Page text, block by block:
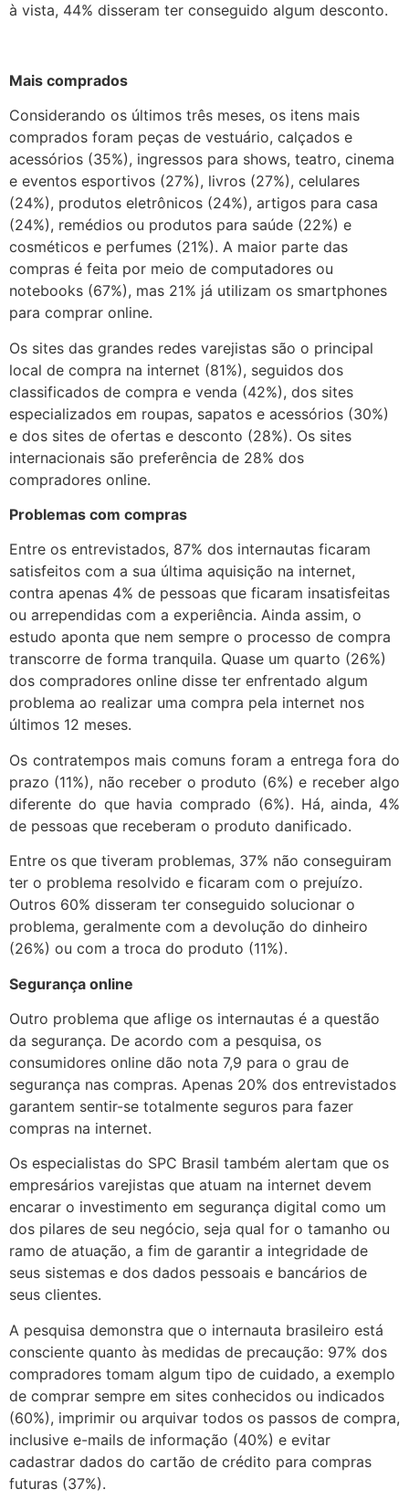
à vista, 44% disseram ter conseguido algum desconto.
Mais comprados
Considerando os últimos três meses, os itens mais
comprados foram peças de vestuário, calçados e
acessórios (35%), ingressos para shows, teatro, cinema
e eventos esportivos (27%), livros (27%), celulares
(24%), produtos eletrônicos (24%), artigos para casa
(24%), remédios ou produtos para saúde (22%) e
cosméticos e perfumes (21%). A maior parte das
compras é feita por meio de computadores ou
notebooks (67%), mas 21% já utilizam os smartphones
para comprar online.
Os sites das grandes redes varejistas são o principal
local de compra na internet (81%), seguidos dos
classificados de compra e venda (42%), dos sites
especializados em roupas, sapatos e acessórios (30%)
e dos sites de ofertas e desconto (28%). Os sites
internacionais são preferência de 28% dos
compradores online.
Problemas com compras
Entre os entrevistados, 87% dos internautas ficaram
satisfeitos com a sua última aquisição na internet,
contra apenas 4% de pessoas que ficaram insatisfeitas
ou arrependidas com a experiência. Ainda assim, o
estudo aponta que nem sempre o processo de compra
transcorre de forma tranquila. Quase um quarto (26%)
dos compradores online disse ter enfrentado algum
problema ao realizar uma compra pela internet nos
últimos 12 meses.
Os contratempos mais comuns foram a entrega fora do
prazo (11%), não receber o produto (6%) e receber algo
diferente do que havia comprado (6%). Há, ainda, 4%
de pessoas que receberam o produto danificado.
Entre os que tiveram problemas, 37% não conseguiram
ter o problema resolvido e ficaram com o prejuízo.
Outros 60% disseram ter conseguido solucionar o
problema, geralmente com a devolução do dinheiro
(26%) ou com a troca do produto (11%).
Segurança online
Outro problema que aflige os internautas é a questão
da segurança. De acordo com a pesquisa, os
consumidores online dão nota 7,9 para o grau de
segurança nas compras. Apenas 20% dos entrevistados
garantem sentir-se totalmente seguros para fazer
compras na internet.
Os especialistas do SPC Brasil também alertam que os
empresários varejistas que atuam na internet devem
encarar o investimento em segurança digital como um
dos pilares de seu negócio, seja qual for o tamanho ou
ramo de atuação, a fim de garantir a integridade de
seus sistemas e dos dados pessoais e bancários de
seus clientes.
A pesquisa demonstra que o internauta brasileiro está
consciente quanto às medidas de precaução: 97% dos
compradores tomam algum tipo de cuidado, a exemplo
de comprar sempre em sites conhecidos ou indicados
(60%), imprimir ou arquivar todos os passos de compra,
inclusive e-mails de informação (40%) e evitar
cadastrar dados do cartão de crédito para compras
futuras (37%).